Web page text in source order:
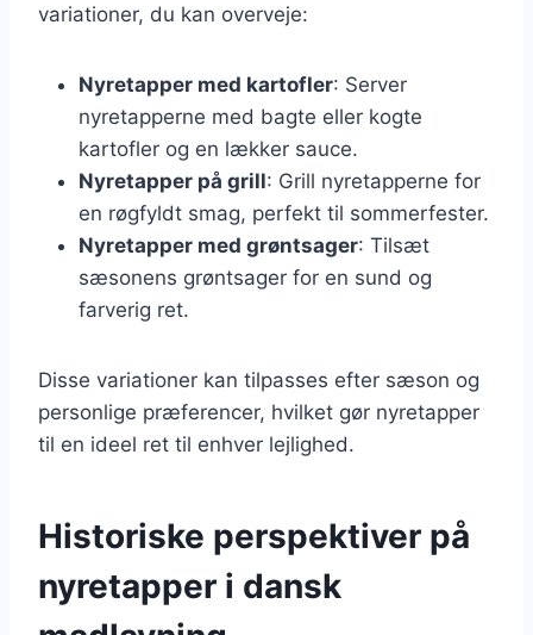
variationer, du kan overveje:
Nyretapper med kartofler: Server
nyretapperne med bagte eller kogte
kartofler og en lækker sauce.
Nyretapper på grill: Grill nyretapperne for
en røgfyldt smag, perfekt til sommerfester.
Nyretapper med grøntsager: Tilsæt
sæsonens grøntsager for en sund og
farverig ret.
Disse variationer kan tilpasses efter sæson og
personlige præferencer, hvilket gør nyretapper
til en ideel ret til enhver lejlighed.
Historiske perspektiver på
nyretapper i dansk